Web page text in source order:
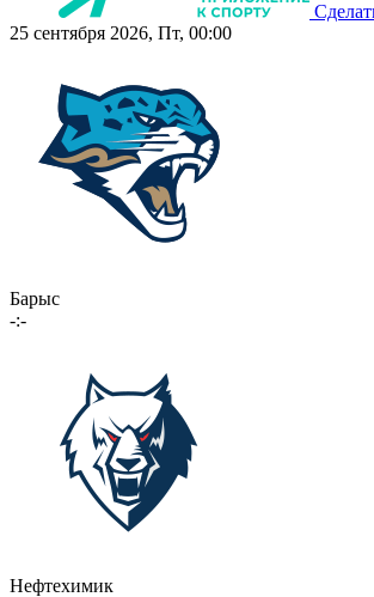
25 сентября 2026, Пт, 00:00
Барыс
-:-
Нефтехимик